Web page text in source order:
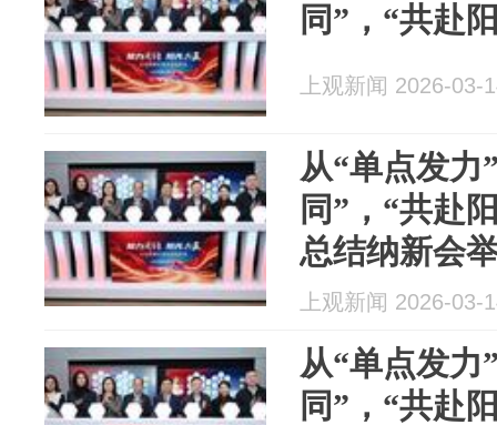
同”，“共赴
上观新闻 2026-03-
从“单点发力
同”，“共赴
总结纳新会
上观新闻 2026-03-
从“单点发力
同”，“共赴